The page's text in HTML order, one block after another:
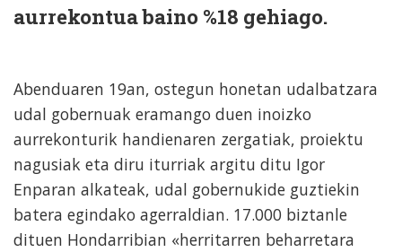
aurrekontua baino %18 gehiago.
Abenduaren 19an, ostegun honetan udalbatzara
udal gobernuak eramango duen inoizko
aurrekonturik handienaren zergatiak, proiektu
nagusiak eta diru iturriak argitu ditu Igor
Enparan alkateak, udal gobernukide guztiekin
batera egindako agerraldian. 17.000 biztanle
dituen Hondarribian «herritarren beharretara